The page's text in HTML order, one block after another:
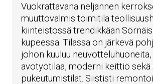
Vuokrattavana neljännen
muuttovalmis toimitila
kiinteistössä trendikkään
kupeessa. Tilassa on järkevä
johon kuuluu neuvotteluhuoneita,
avotyötilaa, moderni keittiö sekä
pukeutumistilat. Siististi